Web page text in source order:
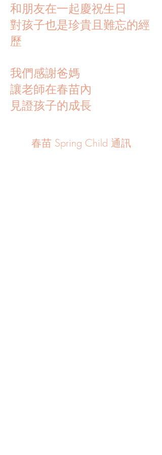
和朋友在一起慶祝生日
對孩子也是珍貴且難忘的經
歷
我們感謝爸媽
讓老師在春苗內
見證孩子的成長
春苗 Spring Child 通訊